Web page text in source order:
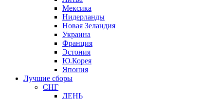
Мексика
Нидерланды
Новая Зеландия
Украина
Франция
Эстония
Ю.Корея
Япония
Лучшие сборы
СНГ
ДЕНЬ